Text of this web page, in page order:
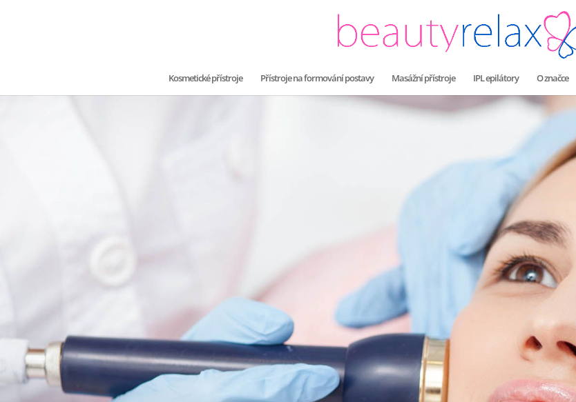
Kosmetické přístroje Přístroje na formování postavy Masážní přístroje IPL epilátory O značce